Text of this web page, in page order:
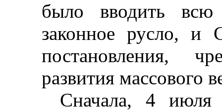
было вводить
законное русло, и
постановления,
развития массового
Сначала, 4